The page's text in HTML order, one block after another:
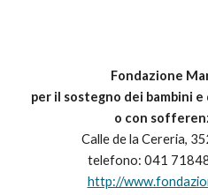
Fondazione
per il sostegno dei bambini
o con
Calle de la Cereria,
telefono: 041
http://